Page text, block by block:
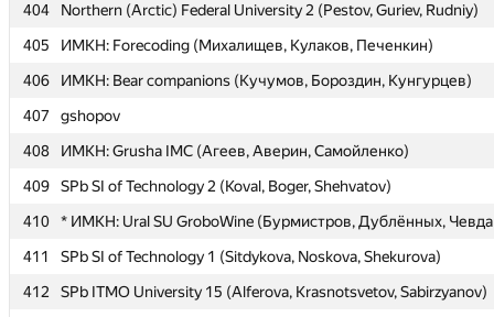
404
Northern (Arctic) Federal University 2 (Pestov, Guriev, Rudniy)
405
ИМКН: Forecoding (Михалищев, Кулаков, Печенкин)
406
ИМКН: Bear companions (Кучумов, Бороздин, Кунгурцев)
407
gshopov
408
ИМКН: Grusha IMC (Агеев, Аверин, Самойленко)
409
SPb SI of Technology 2 (Koval, Boger, Shehvatov)
410
* ИМКН: Ural SU GroboWine (Бурмистров, Дублённых,
411
SPb SI of Technology 1 (Sitdykova, Noskova, Shekurova)
412
SPb ITMO University 15 (Alferova, Krasnotsvetov, Sabirzyanov)
404
Northern (Arctic) Federal University 2 (Pestov, Guriev, Rudniy)
405
ИМКН: Forecoding (Михалищев, Кулаков, Печенкин)
406
ИМКН: Bear companions (Кучумов, Бороздин, Кунгурцев)
407
gshopov
408
ИМКН: Grusha IMC (Агеев, Аверин, Самойленко)
409
SPb SI of Technology 2 (Koval, Boger, Shehvatov)
410
* ИМКН: Ural SU GroboWine (Бурмистров, Дублённых,
411
SPb SI of Technology 1 (Sitdykova, Noskova, Shekurova)
412
SPb ITMO University 15 (Alferova, Krasnotsvetov, Sabirzyanov)